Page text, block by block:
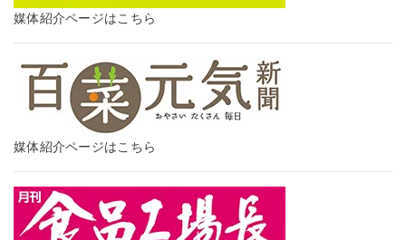
媒体紹介ページはこちら
媒体紹介ページはこちら